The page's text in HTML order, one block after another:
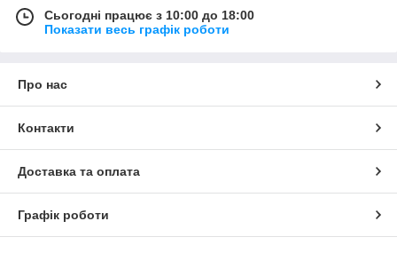
Сьогодні працює з 10:00 до 18:00
Показати весь графік роботи
Про нас
Контакти
Доставка та оплата
Графік роботи